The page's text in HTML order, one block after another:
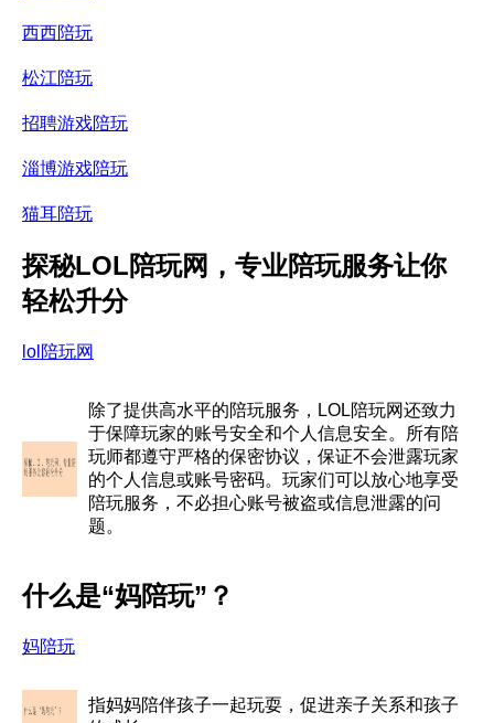
西西陪玩
松江陪玩
招聘游戏陪玩
淄博游戏陪玩
猫耳陪玩
探秘LOL陪玩网，专业陪玩服务让你
轻松升分
lol陪玩网
除了提供高水平的陪玩服务，LOL陪玩网还致力
于保障玩家的账号安全和个人信息安全。所有陪
玩师都遵守严格的保密协议，保证不会泄露玩家
的个人信息或账号密码。玩家们可以放心地享受
陪玩服务，不必担心账号被盗或信息泄露的问
题。
什么是“妈陪玩”？
妈陪玩
指妈妈陪伴孩子一起玩耍，促进亲子关系和孩子